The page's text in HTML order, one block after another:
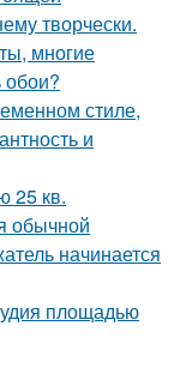
творчески.
многие
стиле,
и
25 кв.
обычной
начинается
площадью